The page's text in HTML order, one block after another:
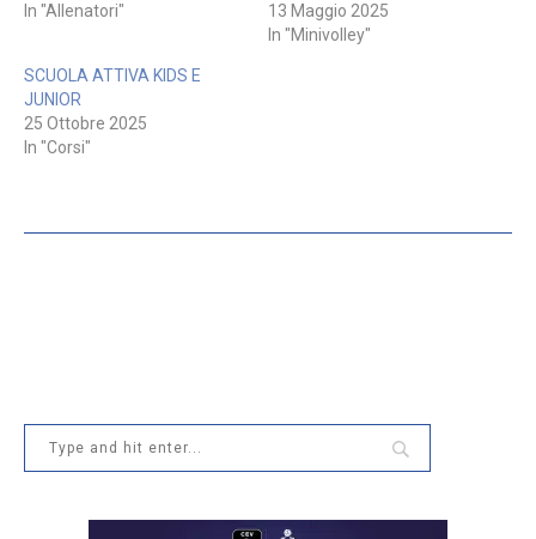
In "Allenatori"
13 Maggio 2025
In "Minivolley"
SCUOLA ATTIVA KIDS E
JUNIOR
25 Ottobre 2025
In "Corsi"